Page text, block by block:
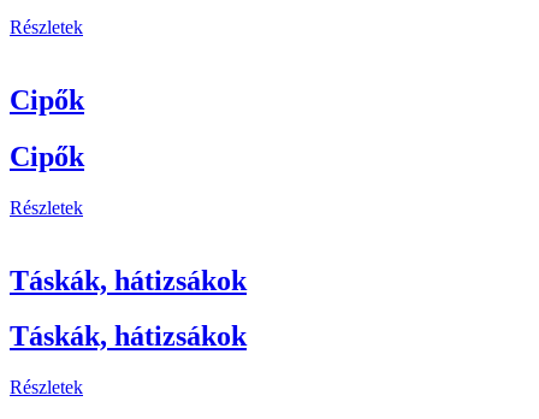
Részletek
Cipők
Cipők
Részletek
Táskák, hátizsákok
Táskák, hátizsákok
Részletek